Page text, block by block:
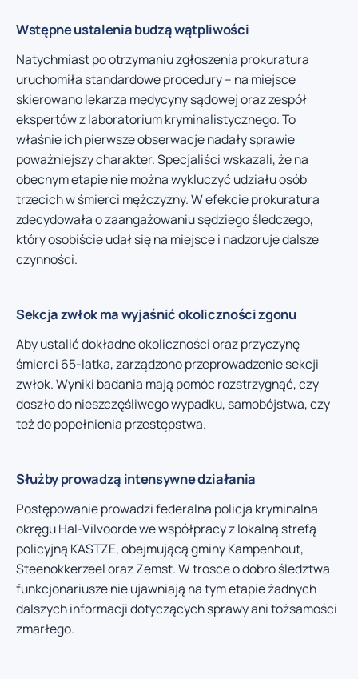
Wstępne ustalenia budzą wątpliwości
Natychmiast po otrzymaniu zgłoszenia prokuratura
uruchomiła standardowe procedury – na miejsce
skierowano lekarza medycyny sądowej oraz zespół
ekspertów z laboratorium kryminalistycznego. To
właśnie ich pierwsze obserwacje nadały sprawie
poważniejszy charakter. Specjaliści wskazali, że na
obecnym etapie nie można wykluczyć udziału osób
trzecich w śmierci mężczyzny. W efekcie prokuratura
zdecydowała o zaangażowaniu sędziego śledczego,
który osobiście udał się na miejsce i nadzoruje dalsze
czynności.
Sekcja zwłok ma wyjaśnić okoliczności zgonu
Aby ustalić dokładne okoliczności oraz przyczynę
śmierci 65-latka, zarządzono przeprowadzenie sekcji
zwłok. Wyniki badania mają pomóc rozstrzygnąć, czy
doszło do nieszczęśliwego wypadku, samobójstwa, czy
też do popełnienia przestępstwa.
Służby prowadzą intensywne działania
Postępowanie prowadzi federalna policja kryminalna
okręgu Hal-Vilvoorde we współpracy z lokalną strefą
policyjną KASTZE, obejmującą gminy Kampenhout,
Steenokkerzeel oraz Zemst. W trosce o dobro śledztwa
funkcjonariusze nie ujawniają na tym etapie żadnych
dalszych informacji dotyczących sprawy ani tożsamości
zmarłego.